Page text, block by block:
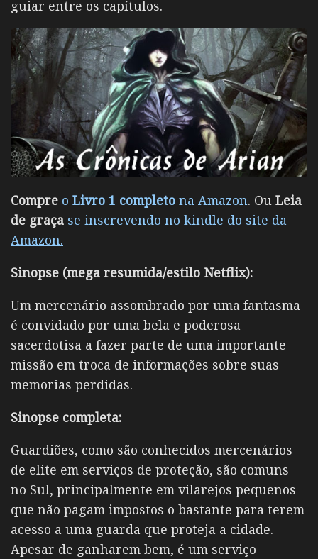
guiar entre os capítulos.
Compre o Livro 1 completo na Amazon. Ou Leia
de graça se inscrevendo no kindle do site da
Amazon.
Sinopse (mega resumida/estilo Netflix):
Um mercenário assombrado por uma fantasma
é convidado por uma bela e poderosa
sacerdotisa a fazer parte de uma importante
missão em troca de informações sobre suas
memorias perdidas.
Sinopse completa:
Guardiões, como são conhecidos mercenários
de elite em serviços de proteção, são comuns
no Sul, principalmente em vilarejos pequenos
que não pagam impostos o bastante para terem
acesso a uma guarda que proteja a cidade.
Apesar de ganharem bem, é um serviço